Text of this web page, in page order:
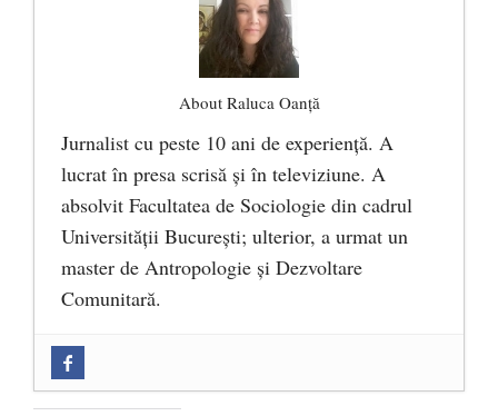
About Raluca Oanță
Jurnalist cu peste 10 ani de experiență. A
lucrat în presa scrisă și în televiziune. A
absolvit Facultatea de Sociologie din cadrul
Universității București; ulterior, a urmat un
master de Antropologie și Dezvoltare
Comunitară.
Mănăstirea „Sfânta Ana” Rohia. Părintele